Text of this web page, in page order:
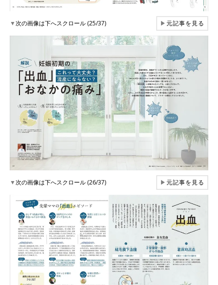
▼次の画像は下へスクロール (25/37) ▶元記事を見る
▼次の画像は下へスクロール (26/37) ▶元記事を見る